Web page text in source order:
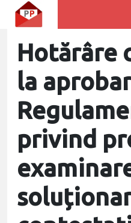
Hotărâre
la
privind